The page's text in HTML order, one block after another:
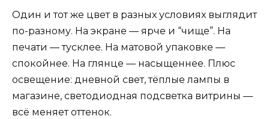
Один и тот же цвет в разных условиях выглядит
по-разному. На экране — ярче и “чище”. На
печати — тусклее. На матовой упаковке —
спокойнее. На глянце — насыщеннее. Плюс
освещение: дневной свет, тёплые лампы в
магазине, светодиодная подсветка витрины —
всё меняет оттенок.